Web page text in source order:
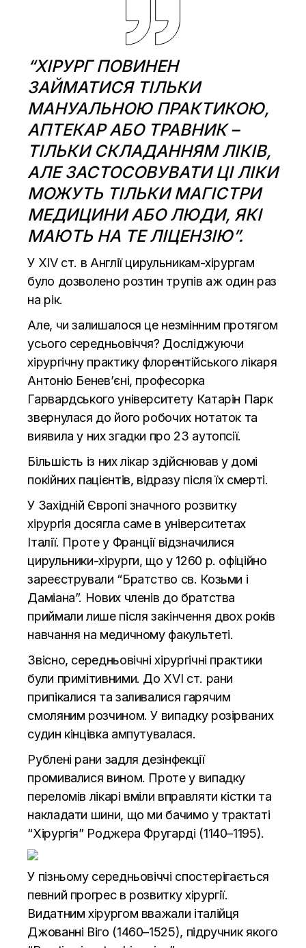
“ХІРУРГ ПОВИНЕН
ЗАЙМАТИСЯ ТІЛЬКИ
МАНУАЛЬНОЮ ПРАКТИКОЮ,
АПТЕКАР АБО ТРАВНИК –
ТІЛЬКИ СКЛАДАННЯМ ЛІКІВ,
АЛЕ ЗАСТОСОВУВАТИ ЦІ ЛІКИ
МОЖУТЬ ТІЛЬКИ МАГІСТРИ
МЕДИЦИНИ АБО ЛЮДИ, ЯКІ
МАЮТЬ НА ТЕ ЛІЦЕНЗІЮ”.
У XIV ст. в Англії цирульникам-хірургам
було дозволено розтин трупів аж один раз
на рік.
Але, чи залишалося це незмінним протягом
усього середньовіччя? Досліджуючи
хірургічну практику флорентійського лікаря
Антоніо Бенев’єні, професорка
Гарвардського університету Катарін Парк
звернулася до його робочих нотаток та
виявила у них згадки про 23 аутопсії.
Більшість із них лікар здійснював у домі
покійних пацієнтів, відразу після їх смерті.
У Західній Європі значного розвитку
хірургія досягла саме в університетах
Італії. Проте у Франції відзначилися
цирульники-хірурги, що у 1260 р. офіційно
зареєстрували “Братство св. Козьми і
Даміана”. Нових членів до братства
приймали лише після закінчення двох років
навчання на медичному факультеті.
Звісно, середньовічні хірургічні практики
були примітивними. До XVI ст. рани
припікалися та заливалися гарячим
смоляним розчином. У випадку розірваних
судин кінцівка ампутувалася.
Рублені рани задля дезінфекції
промивалися вином. Проте у випадку
переломів лікарі вміли вправляти кістки та
накладати шини, що ми бачимо у трактаті
“Хірургія” Роджера Фругарді (1140–1195).
У пізньому середньовіччі спостерігається
певний прогрес в розвитку хірургії.
Видатним хірургом вважали італійця
Джованні Віго (1460–1525), підручник якого